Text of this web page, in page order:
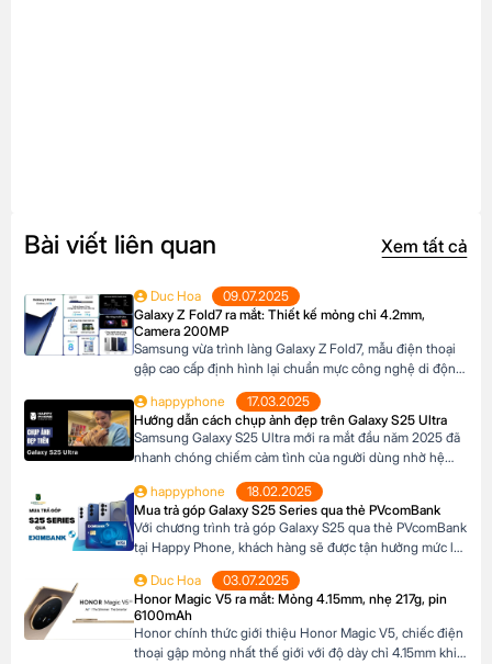
Bài viết liên quan Xem tất cả
Duc Hoa
09.07.2025
Galaxy Z Fold7 ra mắt: Thiết kế mỏng chỉ 4.2mm,
Camera 200MP
Samsung vừa trình làng Galaxy Z Fold7, mẫu điện thoại
gập cao cấp định hình lại chuẩn mực công nghệ di động.
Với thiết kế siêu mỏng chỉ 4.2mm khi mở ra và camera
200MP sắc nét chưa từng có trên dòng Z Fold, sản phẩm
này không chỉ là một thiết bị công nghệ […]
happyphone
17.03.2025
Hướng dẫn cách chụp ảnh đẹp trên Galaxy S25 Ultra
Samsung Galaxy S25 Ultra mới ra mắt đầu năm 2025 đã
nhanh chóng chiếm cảm tình của người dùng nhờ hệ
200MP, khả năng zoom xa ấn tượng và các tính năng
thông minh giúp ghi lại những khoảnh khắc đẹp trong
cuộc sống. Sau đây […]
happyphone
18.02.2025
Mua trả góp Galaxy S25 Series qua thẻ PVcomBank
Với chương trình trả góp Galaxy S25 qua thẻ PVcomBank
tại Happy Phone, khách hàng sẽ được tận hưởng mức lãi
lựa chọn kỳ hạn trả góp từ 3 đến 12 tháng, phù hợp với
khả năng tài chính của mình. Mục […]
Duc Hoa
03.07.2025
Honor Magic V5 ra mắt: Mỏng 4.15mm, nhẹ 217g, pin
6100mAh
Honor chính thức giới thiệu Honor Magic V5, chiếc điện
thoại gập mỏng nhất thế giới với độ dày chỉ 4.15mm khi